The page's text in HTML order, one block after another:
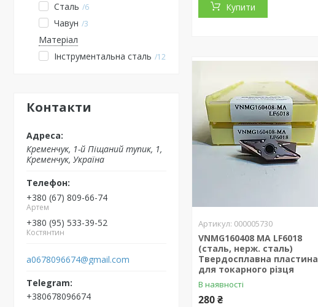
Сталь 6
Чавун 3
Матеріал
Інструментальна сталь
12
Контакти
Кременчук, 1-й Піщаний тупик, 1,
Кременчук, Україна
+380 (67) 809-66-74
Артем
+380 (95) 533-39-52
Костянтин
a0678096674@gmail.com
+380678096674
Купити
000005730
VNMG160408 MA LF6018
(сталь, нерж. сталь)
Твердосплавна пластина
для токарного різця
В наявності
280 ₴